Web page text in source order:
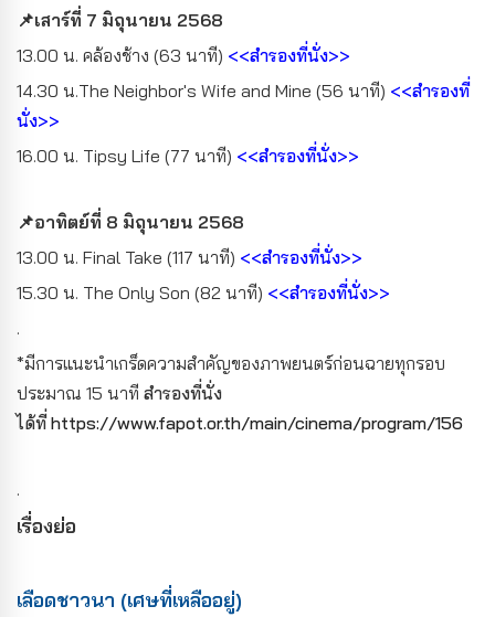
📌เสาร์ที่ 7 มิถุนายน 2568
13.00 น. คล้องช้าง (63 นาที) <<สำรองที่นั่ง>>
14.30 น.The Neighbor's Wife and Mine (56 นาที) <<สำรองที่
นั่ง>>
16.00 น. Tipsy Life (77 นาที) <<สำรองที่นั่ง>>
📌อาทิตย์ที่ 8 มิถุนายน 2568
13.00 น. Final Take (117 นาที) <<สำรองที่นั่ง>>
15.30 น. The Only Son (82 นาที) <<สำรองที่นั่ง>>
.
*มีการแนะนำเกร็ดความสำคัญของภาพยนตร์ก่อนฉายทุกรอบ
ประมาณ 15 นาที สำรองที่นั่ง
ได้ที่https://www.fapot.or.th/main/cinema/program/156
.
เรื่องย่อ
เลือดชาวนา (เศษที่เหลืออยู่)